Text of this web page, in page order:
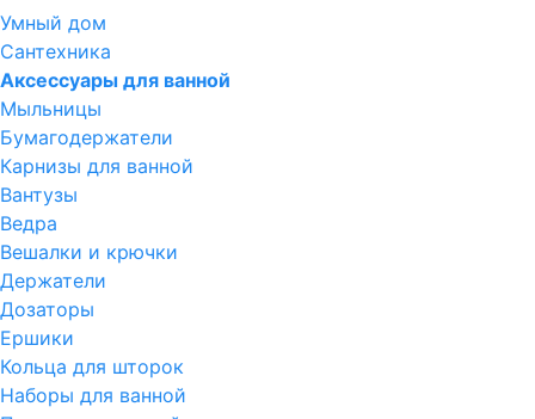
Умный дом
Сантехника
Аксессуары для ванной
Мыльницы
Бумагодержатели
Карнизы для ванной
Вантузы
Ведра
Вешалки и крючки
Держатели
Дозаторы
Ершики
Кольца для шторок
Наборы для ванной